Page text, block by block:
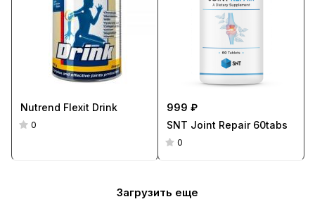
Nutrend Flexit Drink
0
999 ₽
SNT Joint Repair 60tabs
0
Загрузить еще